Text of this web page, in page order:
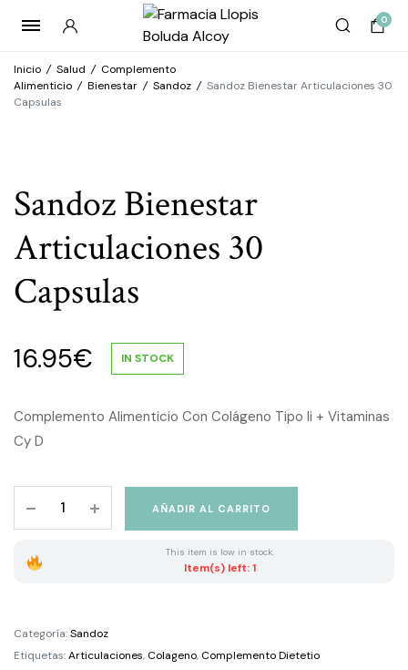
0
Inicio / Salud / Complemento
Alimenticio / Bienestar / Sandoz / Sandoz Bienestar Articulaciones 30
Capsulas
Sandoz Bienestar
Articulaciones 30
Capsulas
16.95€ IN STOCK
Complemento Alimenticio Con Colágeno Tipo Ii + Vitaminas
Cy D
Bienestar
AÑADIR AL CARRITO
This item is low in stock.
Item(s) left: 1
Categoría:Sandoz
Etiquetas:Articulaciones, Colageno, Complemento Dietetio